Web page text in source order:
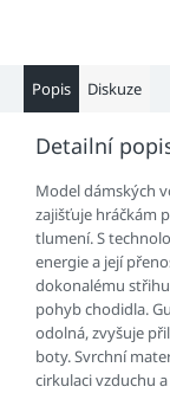
Popis Diskuze
Detailní
Model dámských
zajišťuje hráčkám
tlumení. S
energie a její
dokonalému střihu
pohyb chodidla.
odolná, zvyšuje
boty.Svrchní
cirkulaci vzduchu